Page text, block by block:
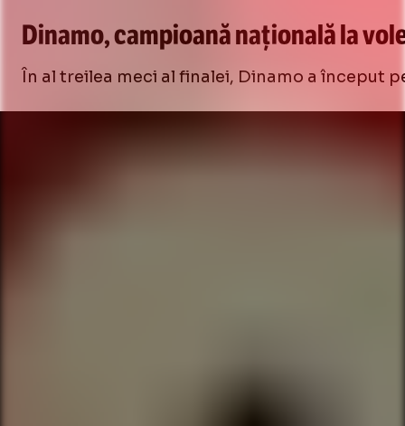
Dinamo, campioană națională la
În al treilea meci al finalei, Dinamo a început